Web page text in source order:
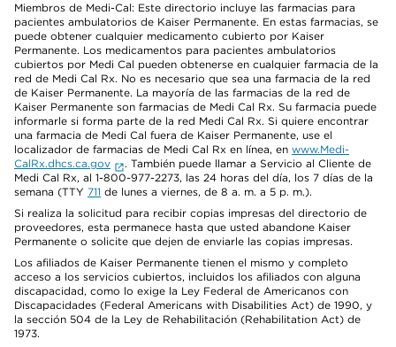
Miembros de Medi-Cal: Este directorio incluye las farmacias para
pacientes ambulatorios de Kaiser Permanente. En estas farmacias, se
puede obtener cualquier medicamento cubierto por Kaiser
Permanente. Los medicamentos para pacientes ambulatorios
cubiertos por Medi Cal pueden obtenerse en cualquier farmacia de la
red de Medi Cal Rx. No es necesario que sea una farmacia de la red
de Kaiser Permanente. La mayoría de las farmacias de la red de
Kaiser Permanente son farmacias de Medi Cal Rx. Su farmacia puede
informarle si forma parte de la red Medi Cal Rx. Si quiere encontrar
una farmacia de Medi Cal fuera de Kaiser Permanente, use el
localizador de farmacias de Medi Cal Rx en línea, en www.Medi-
CalRx.dhcs.ca.gov
. También puede llamar a Servicio al Cliente de
Medi Cal Rx, al 1-800-977-2273, las 24 horas del día, los 7 días de la
semana (TTY 711 de lunes a viernes, de 8 a. m. a 5 p. m.).
Si realiza la solicitud para recibir copias impresas del directorio de
proveedores, esta permanece hasta que usted abandone Kaiser
Permanente o solicite que dejen de enviarle las copias impresas.
Los afiliados de Kaiser Permanente tienen el mismo y completo
acceso a los servicios cubiertos, incluidos los afiliados con alguna
discapacidad, como lo exige la Ley Federal de Americanos con
Discapacidades (Federal Americans with Disabilities Act) de 1990, y
la sección 504 de la Ley de Rehabilitación (Rehabilitation Act) de
1973.